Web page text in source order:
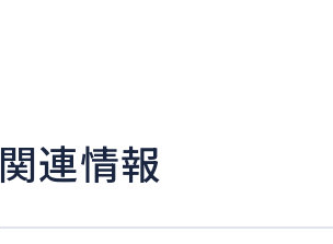
関連情報